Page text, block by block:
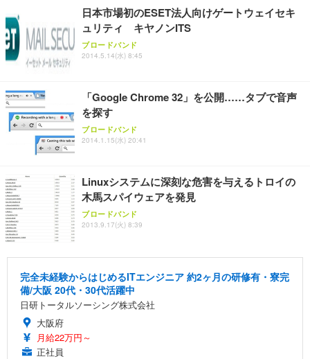
日本市場初のESET法人向けゲートウェイセキ
ュリティ キヤノンITS
ブロードバンド
2014.5.14(水) 8:45
「Google Chrome 32」を公開……タブで音声
を探す
ブロードバンド
2014.1.15(水) 20:41
Linuxシステムに深刻な危害を与えるトロイの
木馬スパイウェアを発見
ブロードバンド
2013.9.17(火) 8:39
完全未経験からはじめるITエンジニア 約2ヶ月の研修有・寮完
備/大阪 20代・30代活躍中
日研トータルソーシング株式会社
大阪府
月給22万円～
正社員